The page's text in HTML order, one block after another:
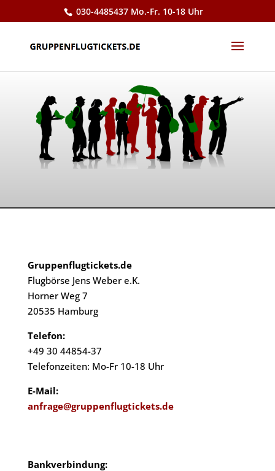
030-4485437 Mo.-Fr. 10-18 Uhr
Gruppenflugtickets.de
Flugbörse Jens Weber e.K.
Horner Weg 7
20535 Hamburg
Telefon:
+49 30 44854-37
Telefonzeiten: Mo-Fr 10-18 Uhr
E-Mail:
anfrage@gruppenflugtickets.de
Bankverbindung: